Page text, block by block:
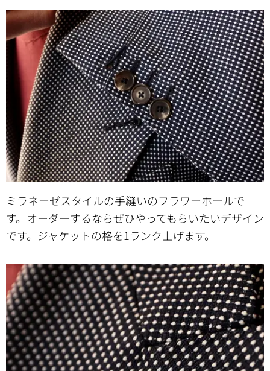
ミラネーゼスタイルの手縫いのフラワーホールで
す。オーダーするならぜひやってもらいたいデザイン
です。ジャケットの格を1ランク上げます。